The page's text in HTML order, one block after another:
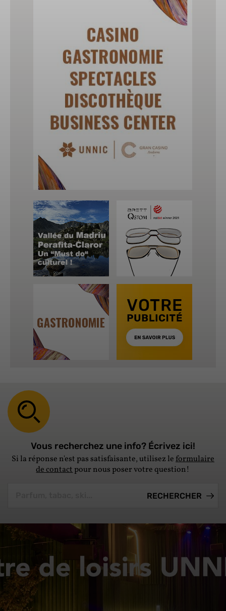
Vous recherchez une info? Écrivez ici!
Si la réponse n'est pas satisfaisante, utilisez leformulaire
de contactpour nous poser votre question!